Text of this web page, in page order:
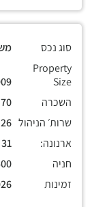
סוג נכס
Property
Size
השכרה
שרות׳ הניהול
ארנונה:
חניה
זמינות